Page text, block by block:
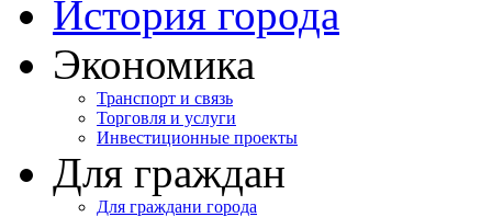
История города
Экономика
Транспорт и связь
Торговля и услуги
Инвестиционные проекты
Для граждан
Для граждани города